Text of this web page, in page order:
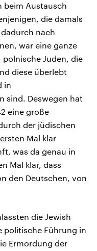
beim Austausch
die damals
nach
war eine ganze
polnische Juden, die
diese überlebt
in
sind. Deswegen hat
eine große
der jüdischen
Mal klar
was da genau in
Mal klar, dass
den Deutschen, von
die Jewish
politische Führung in
Ermordung der